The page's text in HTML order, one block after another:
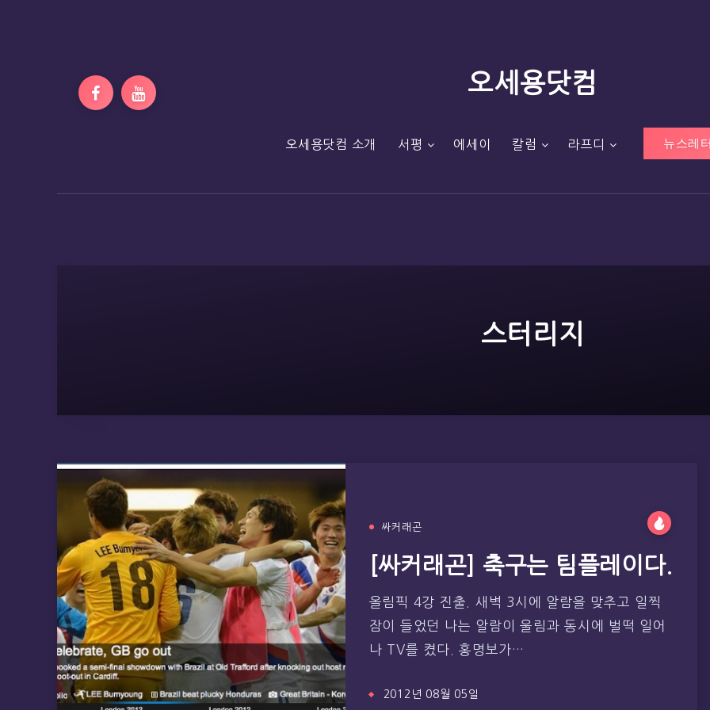
오세용닷컴
오세용닷컴 소개 서평 에세이 칼럼 라프디 뉴스레
스터리지
싸커래곤
[싸커래곤] 축구는 팀플레이다.
올림픽 4강 진출. 새벽 3시에 알람을 맞추고 일찍
잠이 들었던 나는 알람이 울림과 동시에 벌떡 일어
나 TV를 켰다. 홍명보가…
2012년 08월 05일